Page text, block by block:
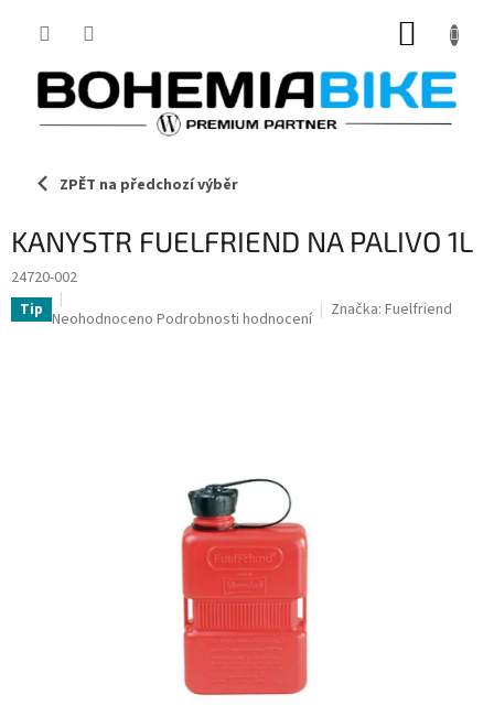
ZPĚT na předchozí výběr
KANYSTR FUELFRIEND NA PALIVO 1L
24720-002
Tip Průměrné
Neohodnoceno Podrobnosti hodnocení Značka: Fuelfriend